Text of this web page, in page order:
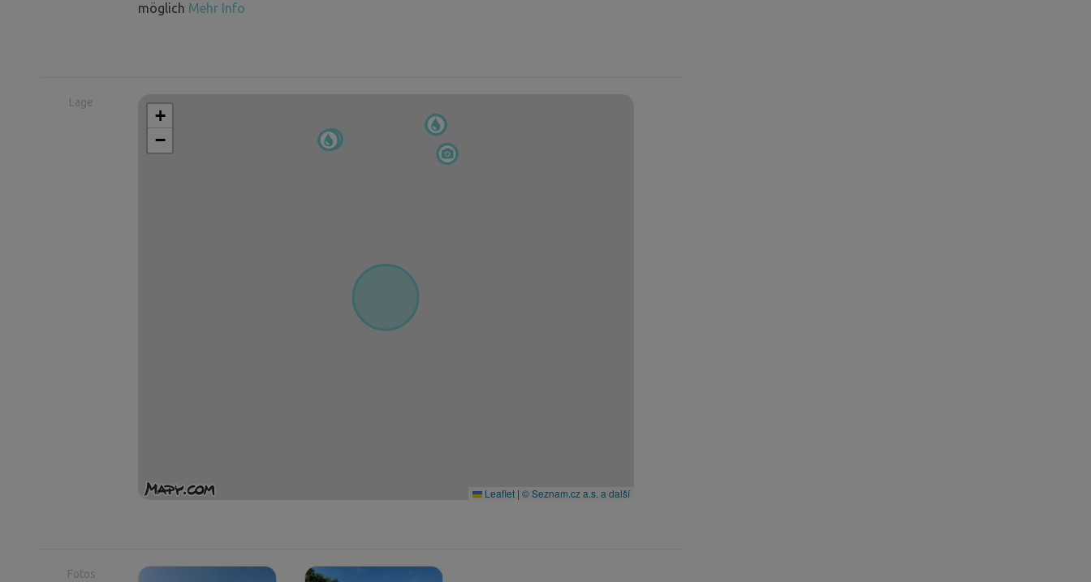
möglich Mehr Info
Lage
+
−
Leaflet | © Seznam.cz a.s. a další
Fotos